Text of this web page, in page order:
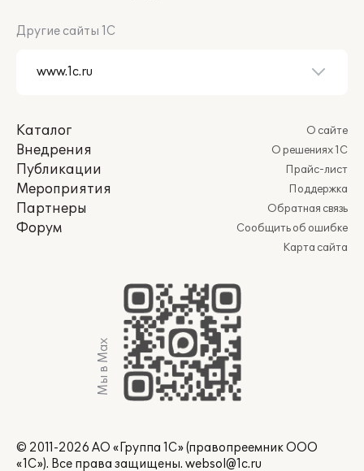
Другие сайты 1С
Каталог
Внедрения
Публикации
Мероприятия
Партнеры
Форум
О сайте
О решениях 1С
Прайс-лист
Поддержка
Обратная связь
Сообщить об ошибке
Карта сайта
Мы в Max
© 2011-2026 АО «Группа 1С» (правопреемник ООО
«1С»). Все права защищены. websol@1c.ru